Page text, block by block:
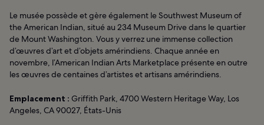
Le musée possède et gère également le Southwest Museum of
the American Indian, situé au 234 Museum Drive dans le quartier
de Mount Washington. Vous y verrez une immense collection
d’œuvres d’art et d’objets amérindiens. Chaque année en
novembre, l’American Indian Arts Marketplace présente en outre
les œuvres de centaines d’artistes et artisans amérindiens.
Emplacement : Griffith Park, 4700 Western Heritage Way, Los
Angeles, CA 90027, États-Unis